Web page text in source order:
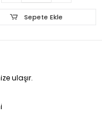
Sepete Ekle
ulaşır.